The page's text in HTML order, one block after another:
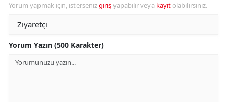
Yorum yapmak için, istersenizgirişyapabilir veya kayıt olabilirsiniz.
Yorum Yazın (500 Karakter)